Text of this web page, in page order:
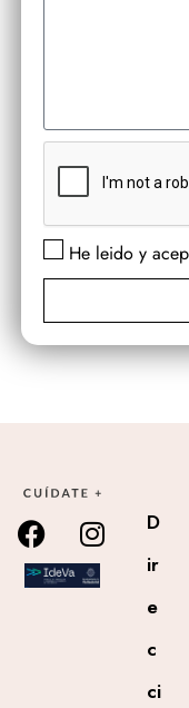
He leido y
D
ir
e
c
ci